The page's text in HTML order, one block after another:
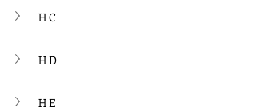
H C
H D
H E